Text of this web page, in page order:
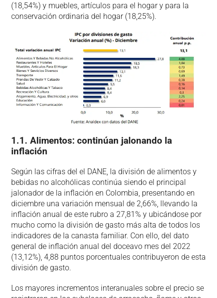
(18,54%) y muebles, artículos para el hogar y para la
conservación ordinaria del hogar (18,25%).
1.1. Alimentos: continúan jalonando la
inflación
Según las cifras del el DANE, la división de alimentos y
bebidas no alcohólicas continúa siendo el principal
jalonador de la inflación en Colombia, presentando en
diciembre una variación mensual de 2,66%, llevando la
inflación anual de este rubro a 27,81% y ubicándose por
mucho como la división de gasto más alta de todos los
indicadores de la canasta familiar. Con ello, del dato
general de inflación anual del doceavo mes del 2022
(13,12%), 4,88 puntos porcentuales contribuyeron de esta
división de gasto.
Los mayores incrementos interanuales sobre el precio se